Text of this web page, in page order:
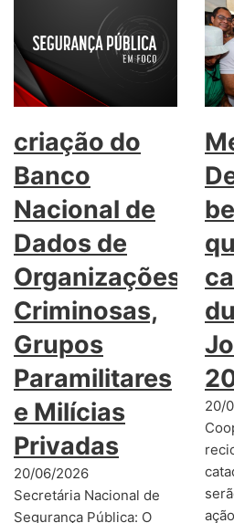
criação do
Banco
Nacional de
Dados de
Organizações
Criminosas,
Grupos
Paramilitares
e Milícias
Privadas
20/06/2026
Secretária Nacional de
Segurança Pública: O
20/